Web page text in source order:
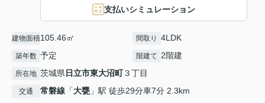
支払いシミュレーション
建物面積105.46㎡ 間取り 4LDK
築年数 予定 階建て 2階建
所在地 茨城県日立市東大沼町３丁目
交通 常磐線 「大甕 」駅 徒歩29分車7分 2.3km